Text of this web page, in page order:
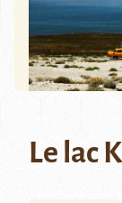
Le lac